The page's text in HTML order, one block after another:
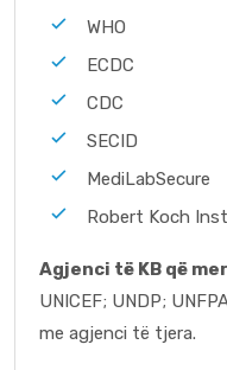
WHO
ECDC
CDC
SECID
MediLabSecure
Robert Koch
Agjenci të KB që
UNICEF; UNDP;
me agjenci të tjera.